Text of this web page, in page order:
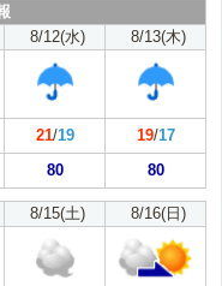
8/12(水) 8/13(木)
21/19 19/17
80 80
8/15(土) 8/16(日)